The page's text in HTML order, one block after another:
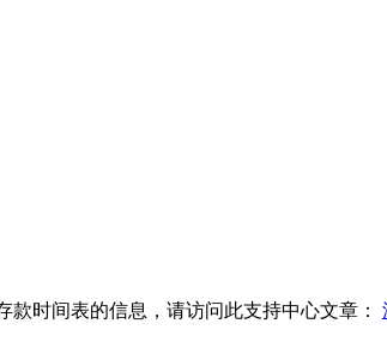
时间表的信息，请访问此支持中心文章：